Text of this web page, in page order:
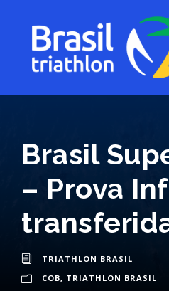
Brasil
– Prova
TRIATHLON BRASIL
COB, TRIATHLON BRASIL